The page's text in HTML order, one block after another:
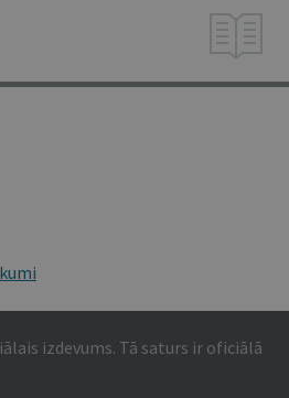
izdevums. Tā saturs ir oficiālā